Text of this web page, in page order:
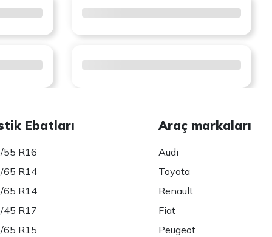
Ebatları
55 R16
65 R14
65 R14
45 R17
65 R15
Araç markaları
Audi
Toyota
Renault
Fiat
Peugeot